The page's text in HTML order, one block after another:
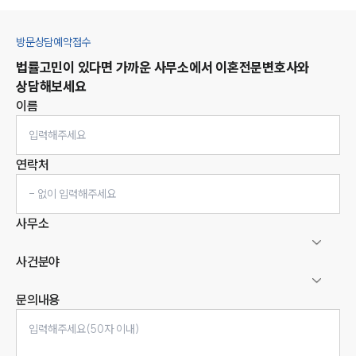
방문상담예약접수
법률고민이 있다면 가까운 사무소에서 이혼전문변호사와
상담해보세요
이름
연락처
사무소
사건분야
문의내용